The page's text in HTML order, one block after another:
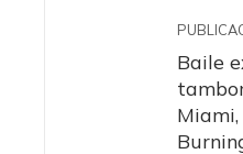
Baile